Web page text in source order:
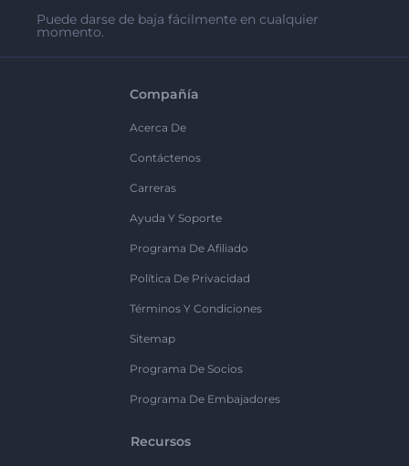
Puede darse de baja fácilmente en cualquier
momento.
Compañía
Acerca De
Contáctenos
Carreras
Ayuda Y Soporte
Programa De Afiliado
Política De Privacidad
Términos Y Condiciones
Sitemap
Programa De Socios
Programa De Embajadores
Recursos